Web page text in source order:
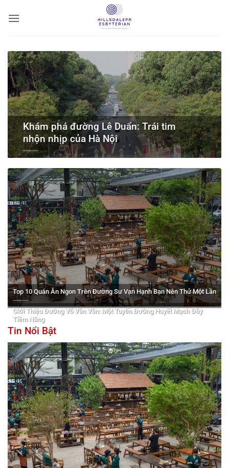
qua
Khám phá đường Lê Duẩn: Trái tim
nhộn nhịp của Hà Nội
Top 10 Quán Ăn Ngon Trên Đường Sư Vạn Hạnh Bạn Nên Thử Một Lần
Giới Thiệu Đường Võ Văn Vân: Một Tuyến Đường Huyết Mạch Đầy
Tiềm Năng
Tin Nổi Bật